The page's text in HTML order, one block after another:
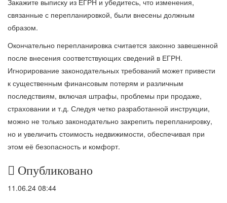
связанные с перепланировкой, были внесены должным
образом.
Окончательно перепланировка считается законно завешенной
после внесения соответствующих сведений в ЕГРН.
Игнорирование законодательных требований может привести
к существенным финансовым потерям и различным
последствиям, включая штрафы, проблемы при продаже,
страховании и т.д. Следуя четко разработанной инструкции,
можно не только законодательно закрепить перепланировку,
но и увеличить стоимость недвижимости, обеспечивая при
этом её безопасность и комфорт.
Опубликовано
11.06.24 08:44